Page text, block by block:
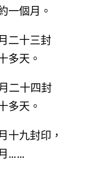
一個月。
二十三封
多天。
二十四封
多天。
十九封印，
……